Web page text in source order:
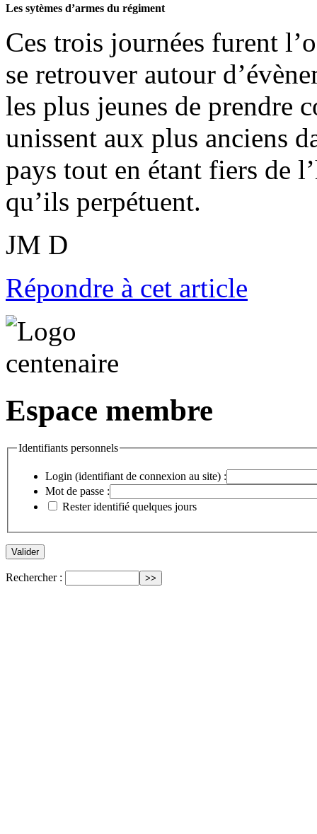
Les sytèmes d’armes du régiment
Ces trois journées furent
se retrouver autour
les plus jeunes de prendre
unissent aux plus anciens
pays tout en étant fiers de
qu’ils perpétuent.
JM D
Répondre à cet article
Espace membre
Identifiants personnels
Login (identifiant de connexion au site) :
Mot de passe :
Rester identifié quelques jours
Rechercher :